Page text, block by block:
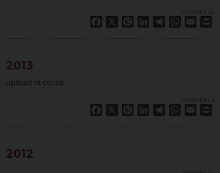
condividi su
Facebook PinterestLinkedInTelegramWhatsApp
Email
2013
upload in corso
condividi su
Facebook PinterestLinkedInTelegramWhatsApp
Email
2012